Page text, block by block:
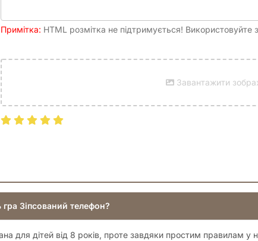
Примітка: HTML розмітка не підтримується! Використовуйте
Завантажити
гра Зіпсований телефон?
для дітей від 8 років, проте завдяки простим правилам